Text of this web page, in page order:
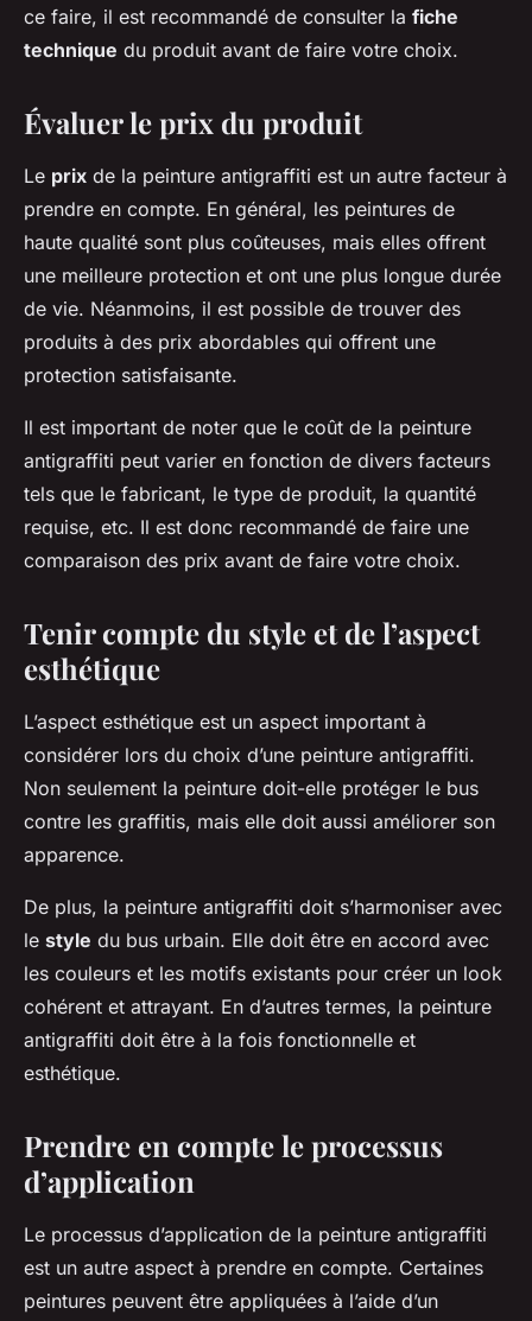
ce faire, il est recommandé de consulter la fiche
technique du produit avant de faire votre choix.
Évaluer le prix du produit
Le prix de la peinture antigraffiti est un autre facteur à
prendre en compte. En général, les peintures de
haute qualité sont plus coûteuses, mais elles offrent
une meilleure protection et ont une plus longue durée
de vie. Néanmoins, il est possible de trouver des
produits à des prix abordables qui offrent une
protection satisfaisante.
Il est important de noter que le coût de la peinture
antigraffiti peut varier en fonction de divers facteurs
tels que le fabricant, le type de produit, la quantité
requise, etc. Il est donc recommandé de faire une
comparaison des prix avant de faire votre choix.
Tenir compte du style et de l’aspect
esthétique
L’aspect esthétique est un aspect important à
considérer lors du choix d’une peinture antigraffiti.
Non seulement la peinture doit-elle protéger le bus
contre les graffitis, mais elle doit aussi améliorer son
apparence.
De plus, la peinture antigraffiti doit s’harmoniser avec
le style du bus urbain. Elle doit être en accord avec
les couleurs et les motifs existants pour créer un look
cohérent et attrayant. En d’autres termes, la peinture
antigraffiti doit être à la fois fonctionnelle et
esthétique.
Prendre en compte le processus
d’application
Le processus d’application de la peinture antigraffiti
est un autre aspect à prendre en compte. Certaines
peintures peuvent être appliquées à l’aide d’un